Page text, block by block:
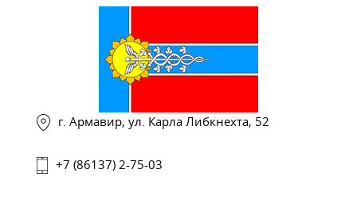
г. Армавир, ул. Карла Либкнехта, 52
+7 (86137) 2-75-03